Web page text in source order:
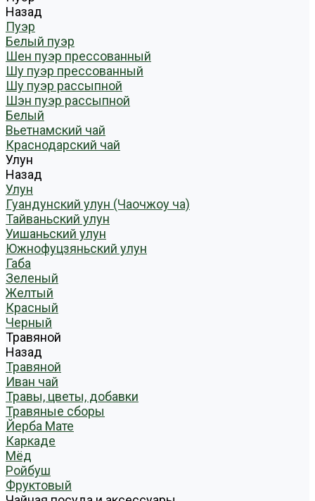
Назад
Пуэр
Белый пуэр
Шен пуэр прессованный
Шу пуэр прессованный
Шу пуэр рассыпной
Шэн пуэр рассыпной
Белый
Вьетнамский чай
Краснодарский чай
Улун
Назад
Улун
Гуандунский улун (Чаочжоу ча)
Тайваньский улун
Уишаньский улун
Южнофуцзяньский улун
Габа
Зеленый
Желтый
Красный
Черный
Травяной
Назад
Травяной
Иван чай
Травы, цветы, добавки
Травяные сборы
Йерба Мате
Каркаде
Мёд
Ройбуш
Фруктовый